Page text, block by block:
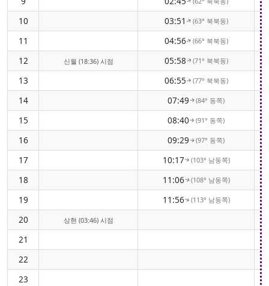
10 03:51 ↑(63° 북북동)
11 04:56↑(66° 북북동)
12 신월 (18:36) 시점 05:58↑(71° 북북동)
13 06:55↑(77° 북북동)
14 07:49↑(84° 동쪽)
15 08:40↑(91° 동쪽)
16 09:29↑(97° 동쪽)
17 10:17↑(103° 남동쪽)
18 11:06↑(108° 남동쪽)
19 11:56↑(113° 남동쪽)
20 상현 (03:46) 시점
21
22
23